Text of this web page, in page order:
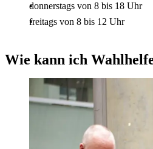
donnerstags von 8 bis 18 Uhr
freitags von 8 bis 12 Uhr
Wie kann ich